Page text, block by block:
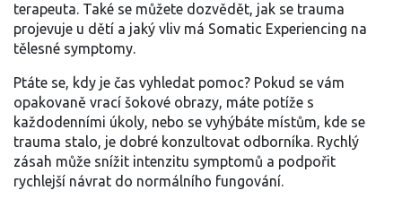
terapeuta. Také se můžete dozvědět, jak se trauma
projevuje u dětí a jaký vliv má Somatic Experiencing na
tělesné symptomy.
Ptáte se, kdy je čas vyhledat pomoc? Pokud se vám
opakovaně vrací šokové obrazy, máte potíže s
každodenními úkoly, nebo se vyhýbáte místům, kde se
trauma stalo, je dobré konzultovat odborníka. Rychlý
zásah může snížit intenzitu symptomů a podpořit
rychlejší návrat do normálního fungování.